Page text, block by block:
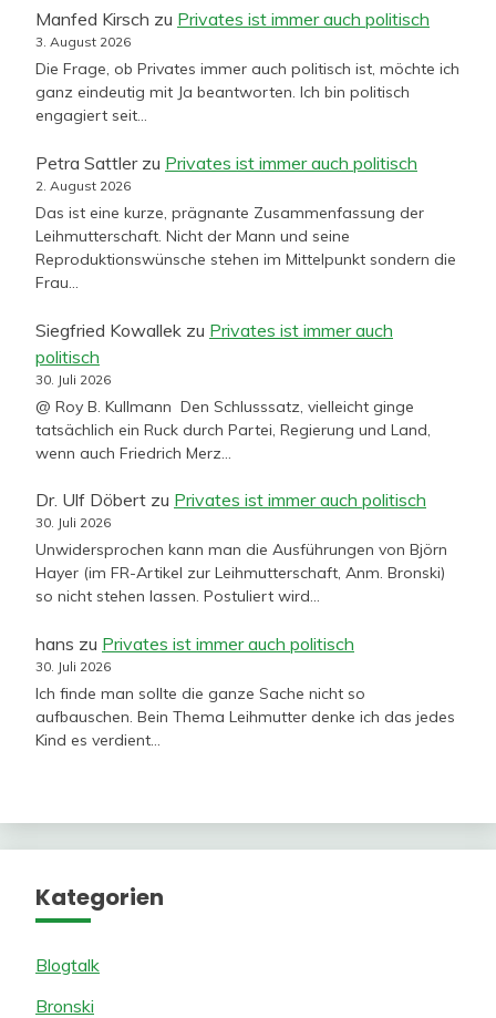
Manfed Kirsch zu Privates ist immer auch politisch
3. August 2026
Die Frage, ob Privates immer auch politisch ist, möchte ich
ganz eindeutig mit Ja beantworten. Ich bin politisch
engagiert seit…
Petra Sattlerzu Privates ist immer auch politisch
2. August 2026
Das ist eine kurze, prägnante Zusammenfassung der
Leihmutterschaft. Nicht der Mann und seine
Reproduktionswünsche stehen im Mittelpunkt sondern die
Frau…
Siegfried Kowallek zu Privates ist immer auch
politisch
30. Juli 2026
@ Roy B. Kullmann Den Schlusssatz, vielleicht ginge
tatsächlich ein Ruck durch Partei, Regierung und Land,
wenn auch Friedrich Merz…
Dr. Ulf Döbert zu Privates ist immer auch politisch
30. Juli 2026
Unwidersprochen kann man die Ausführungen von Björn
Hayer (im FR-Artikel zur Leihmutterschaft, Anm. Bronski)
so nicht stehen lassen. Postuliert wird…
hans zu Privates ist immer auch politisch
30. Juli 2026
Ich finde man sollte die ganze Sache nicht so
aufbauschen. Bein Thema Leihmutter denke ich das jedes
Kind es verdient…
Kategorien
Blogtalk
Bronski